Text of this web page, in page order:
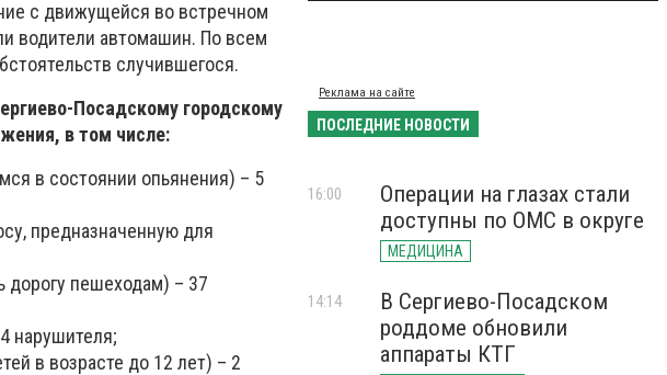
с движущейся во встречном
водители автомашин. По всем
случившегося.
Посадскому городскому
в том числе:
в состоянии опьянения) – 5
предназначенную для
дорогу пешеходам) – 37
нарушителя;
в возрасте до 12 лет) – 2
Реклама на сайте
ПОСЛЕДНИЕ НОВОСТИ
Операции на глазах стали
доступны по ОМС в округе
МЕДИЦИНА
16:00
В Сергиево-Посадском
роддоме обновили
аппараты КТГ
14:14